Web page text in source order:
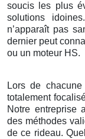
soucis les plus
solutions
n’apparaît pas
dernier peut
ou un moteur HS.
Lors de
totalement
Notre entreprise
des méthodes
de ce rideau.